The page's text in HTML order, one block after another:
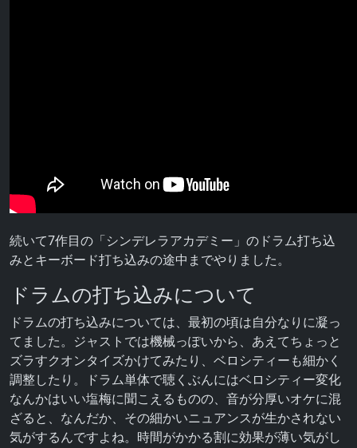
続いて7作目の「シンデレラアカデミー」のドラム打ち込
みとキーボード打ち込みの途中までやりました。
ドラムの打ち込みについて
ドラムの打ち込みについては、最初の頃は自分なりに凝っ
てました。ジャストでは機械っぽいから、あえてちょっと
ズラすクオンタイズかけてみたり、ベロシティーも細かく
調整したり。ドラム単体で聴くぶんにはベロシティー変化
なんかはいい塩梅に聞こえるものの、音が分厚いオケに混
ざると、なんだか、その細かいニュアンスが生かされない
気がするんですよね。時間がかかる割に効果が薄い気がし